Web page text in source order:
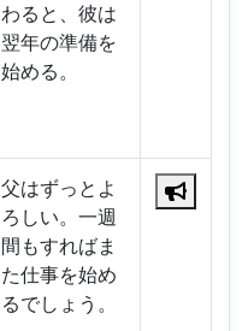
わると、彼は
翌年の準備を
始める。
父はずっとよ
ろしい。一週
間もすればま
た仕事を始め
るでしょう。